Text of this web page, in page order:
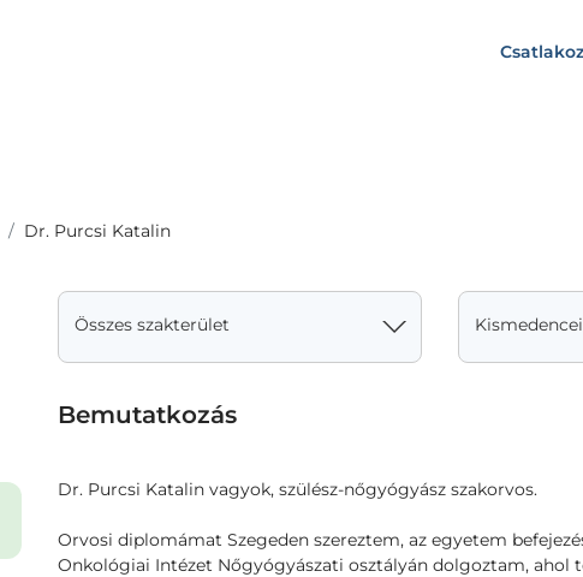
Dr. Purcsi Katalin
Összes szakterület
Bemutatkozás
Dr. Purcsi Katalin vagyok, szülész-nőgyógyász szakorvos.
Orvosi diplomámat Szegeden szereztem, az egyetem
Onkológiai Intézet Nőgyógyászati osztályán dolgoztam, ahol